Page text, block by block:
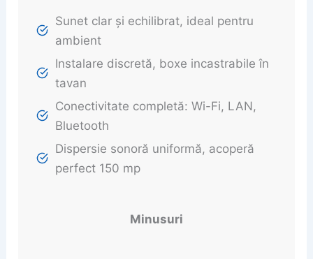
Sunet clar și echilibrat, ideal pentru
ambient
Instalare discretă, boxe incastrabile în
tavan
Conectivitate completă: Wi-Fi, LAN,
Bluetooth
Dispersie sonoră uniformă, acoperă
perfect 150 mp
Minusuri